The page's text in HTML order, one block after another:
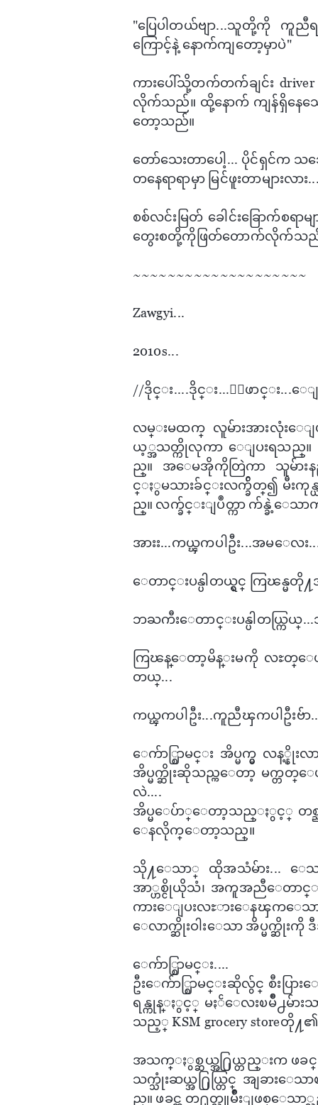
"​ပြေပါတယ်ဗျာ...သူတို့ကို ကူညီ
ကြောင့်နဲ့ ​နောက်ကျ​တော့မှာပဲ"
ကား​ပေါ်သို့တက်တက်ချင်း
လိုက်သည်။ ထို့​နောက် ကျန်ရှိ​နေ​သေ
တော့သည်။
တော်​သေးတာ​ပေါ့... ပိုင်ရှင်က ​သ​
တ​နေရာရာမှာ မြင်ဖူးတာများလား
စစ်လင်းမြတ်​ ခေါင်း​ခြောက်စရ
တွေးစတို့ကိုဖြတ်​တောက်လိုက်သ
~~~~~~~~~~~~~~~~~~~~
Zawgyi...
2010s...
//ဒိုင္း....​​ဒိုင္း...ေျဖာင္း...​ေ
လမ္းမထက္ လူမ်ားအားလုံး​ေျ
ယ့္အသတ္ကိုလုကာ ​ေျပးရသည္။ က​
ည္။ အ​ေမအိုကိုတြဲကာ သူမ်ား
င္ႏွမသားခ်င္းလက္ခ်ိတ္၍ မီးကု
ည္။ လက္ခ်င္းျပဳတ္ကာ က်န္ခဲ့​ေသ
အားး...ကယ္ၾကပါဦး...အမ​ေလး
ေတာင္းပန္ပါတယ္ရွင္ ကြၽန္မတို
ဘႀကီး​ေတာင္းပန္ပါတယ္ကြ
ကြၽန္​ေတာ့မိန္းမကို လႊတ္​ေပး
တယ္...
ကယ္ၾကပါဦး...ကူညီၾကပါဦးဗ်ာ
ေက်ာ္စြာမင္း အိပ္မက္မွ လန့္နို
အိပ္မက္ဆိုးဆိုသည္က​ေတာ့ မက္တတ္​​ေ
လဲ....
အိပ္မ​ေပ်ာ္​ေတာ့သည္ႏွင့္ တစ္ညလုံး
ေနလိုက္​ေတာ့သည္။
သို႔​ေသာ္ ထိုအသံမ်ား... ​ေသန
အာ္ဟစ္ငိုယိုသံ၊ အကူအညီ​ေတာင္း
ကား​ေျပးလႊား​ေနၾက​ေ
ေလာက္ဆိုးဝါး​​​ေသာ အိပ္မက္ဆိုးကို
​​ေက်ာ္စြာမင္း....
ဦး​​ေက်ာ္စြာမင္းဆိုလွ်င္ စီးပြာ
ရန္ကုန္ႏွင့္ မႏၲ​ေလးၿမိဳ႕မ်ားသာမ
သည့္ KSM grocery storeတို႔၏
အသက္ႏွစ္ဆယ္အ႐ြယ္တည္းက ဖခင္
သက္သုံးဆယ္အ႐ြယ္တြင္ အျခား​ေသ
ည္။ ဖခင္က တ႐ုတ္လူမ်ိဳးျဖစ္​ေသာ္